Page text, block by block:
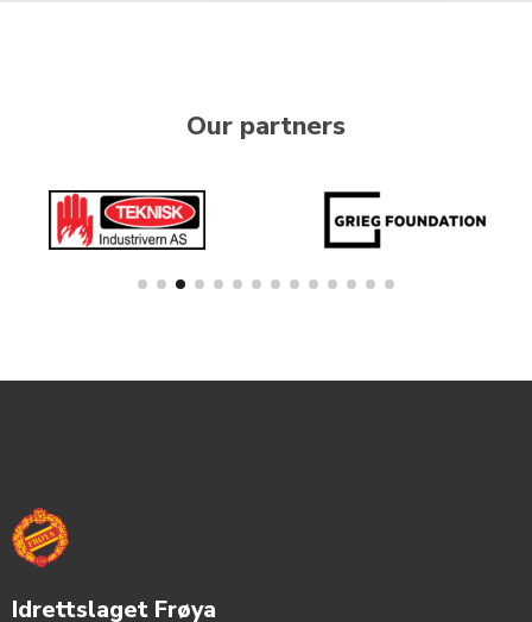
Our partners
Idrettslaget Frøya